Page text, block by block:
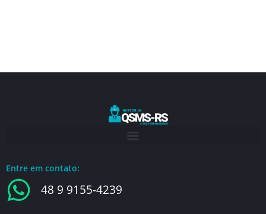
Entre em contato:
48 9 9155-4239